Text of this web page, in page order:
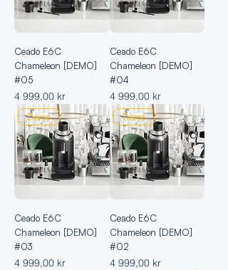
Ceado E6C
Chameleon [DEMO]
#05
Pris
4 999,00 kr
Ceado E6C
Chameleon [DEMO]
#04
Pris
4 999,00 kr
Demo
Ceado E6C
Chameleon [DEMO]
#03
Pris
4 999,00 kr
Demo
Ceado E6C
Chameleon [DEMO]
#02
Pris
4 999,00 kr